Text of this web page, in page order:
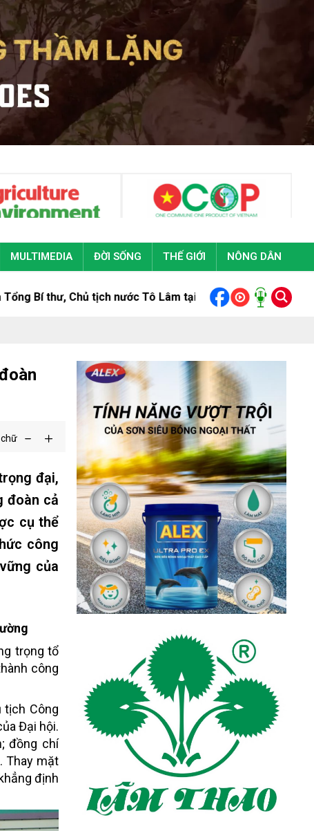
MULTIMEDIA ĐỜI SỐNG THẾ GIỚI NÔNG DÂN
tịch nước Tô Lâm tại Đại hội đại biểu toàn quốc Đoàn
đại,
đoàn cả
cụ thể
công
của
trọng tổ
công
tịch Công
Đại hội.
;đồng chí
Thay mặt
định